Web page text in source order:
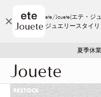
ete/Jouete(エテ・ジ
ジュエリースタイリ
ご注文いただい
夏季休
WEB
ご注文いただい
RESTOCK